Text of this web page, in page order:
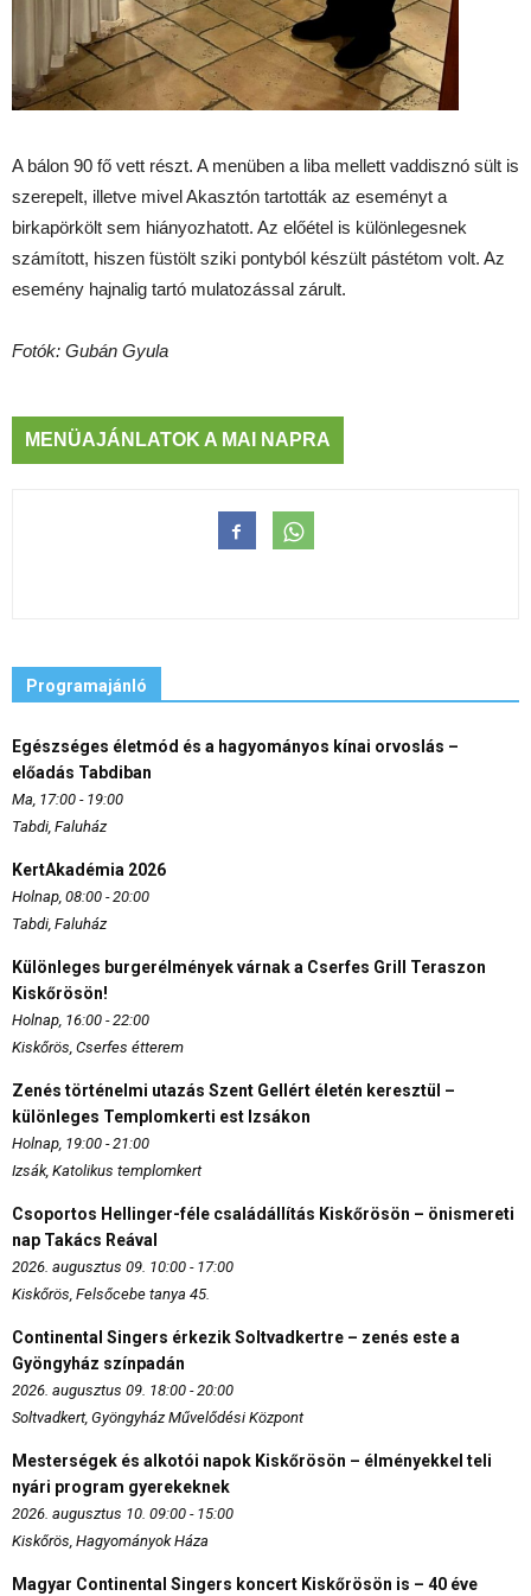
A bálon 90 fő vett részt. A menüben a liba mellett vaddisznó sült is
szerepelt, illetve mivel Akasztón tartották az eseményt a
birkapörkölt sem hiányozhatott. Az előétel is különlegesnek
számított, hiszen füstölt sziki pontyból készült pástétom volt. Az
esemény hajnalig tartó mulatozással zárult.
Fotók: Gubán Gyula
MENÜAJÁNLATOK A MAI NAPRA
Programajánló
Egészséges életmód és a hagyományos kínai orvoslás –
előadás Tabdiban
Ma, 17:00 - 19:00
Tabdi, Faluház
KertAkadémia 2026
Holnap, 08:00 - 20:00
Tabdi, Faluház
Különleges burgerélmények várnak a Cserfes Grill Teraszon
Kiskőrösön!
Holnap, 16:00 - 22:00
Kiskőrös, Cserfes étterem
Zenés történelmi utazás Szent Gellért életén keresztül –
különleges Templomkerti est Izsákon
Holnap, 19:00 - 21:00
Izsák, Katolikus templomkert
Csoportos Hellinger-féle családállítás Kiskőrösön – önismereti
nap Takács Reával
2026. augusztus 09. 10:00 - 17:00
Kiskőrös, Felsőcebe tanya 45.
Continental Singers érkezik Soltvadkertre – zenés este a
Gyöngyház színpadán
2026. augusztus 09. 18:00 - 20:00
Soltvadkert, Gyöngyház Művelődési Központ
Mesterségek és alkotói napok Kiskőrösön – élményekkel teli
nyári program gyerekeknek
2026. augusztus 10. 09:00 - 15:00
Kiskőrös, Hagyományok Háza
Magyar Continental Singers koncert Kiskőrösön is – 40 éve